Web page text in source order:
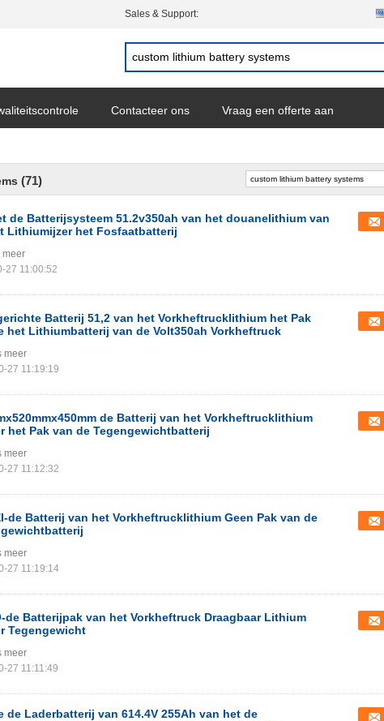
Sales & Support:
Contacteer ons Vraag een offerte aan
(71)
de Batterijsysteem 51.2v350ah van het douanelithium van
Lithiumijzer het Fosfaatbatterij
meer
27 11:00:52
Batterij 51,2 van het Vorkheftrucklithium het Pak
het Lithiumbatterij van de Volt350ah Vorkheftruck
meer
27 11:19:19
de Batterij van het Vorkheftrucklithium
het Pak van de Tegengewichtbatterij
meer
27 11:12:32
de Batterij van het Vorkheftrucklithium Geen Pak van de
meer
27 11:19:14
de Batterijpak van het Vorkheftruck Draagbaar Lithium
Tegengewicht
meer
27 11:11:49
de Laderbatterij van 614.4V 255Ah van het de